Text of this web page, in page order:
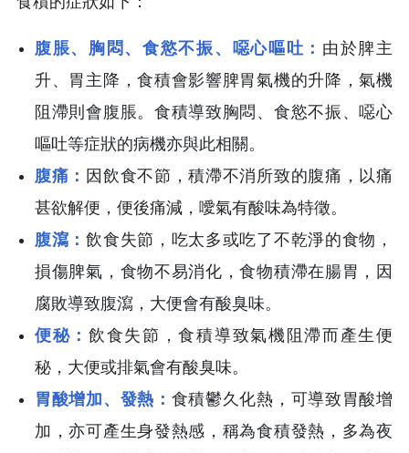
腹脹、胸悶、食慾不振、噁心嘔吐： 由於脾主
升、胃主降，食積會影響脾胃氣機的升降，氣機
阻滯則會腹脹。食積導致胸悶、食慾不振、噁心
嘔吐等症狀的病機亦與此相關。
腹痛： 因飲食不節，積滯不消所致的腹痛，以痛
甚欲解便，便後痛減，噯氣有酸味為特徵。
腹瀉：飲食失節，吃太多或吃了不乾淨的食物，
損傷脾氣，食物不易消化，食物積滯在腸胃，因
腐敗導致腹瀉，大便會有酸臭味。
便秘：飲食失節，食積導致氣機阻滯而產生便
秘，大便或排氣會有酸臭味。
胃酸增加、發熱： 食積鬱久化熱，可導致胃酸增
加，亦可產生身發熱感，稱為食積發熱，多為夜